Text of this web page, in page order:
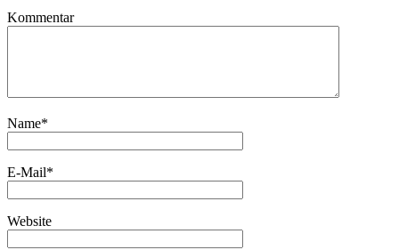
Kommentar
Name*
E-Mail*
Website